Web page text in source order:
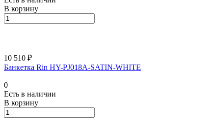
В корзину
10 510 ₽
Банкетка Rin HY-PJ018A-SATIN-WHITE
0
Есть в наличии
В корзину